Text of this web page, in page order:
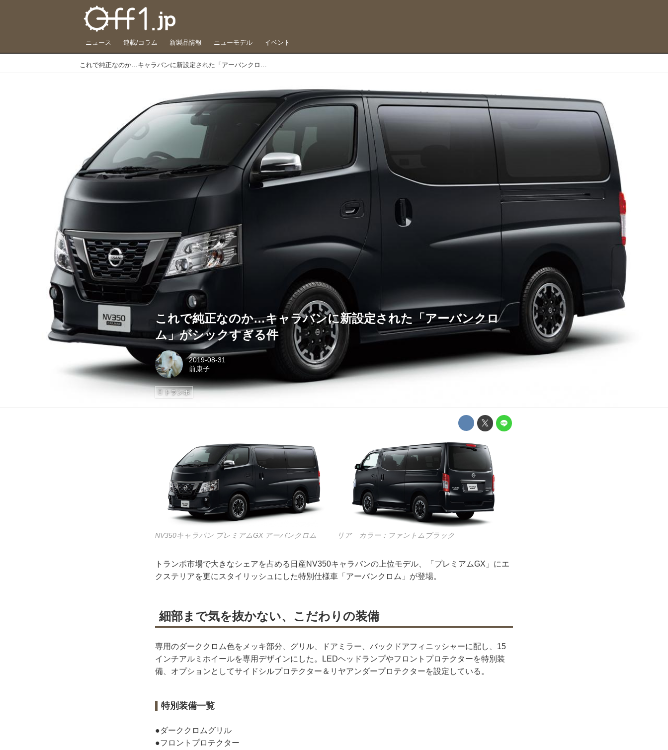
ニュース 連載/コラム 新製品情報 ニューモデル イベント
これで純正なのか…キャラバンに新設定された「アーバンクロム」がシックすぎる件
これで純正なのか…キャラバンに新設定された「アーバンクロ
ム」がシックすぎる件
2019-08-31
前康子
トランポ
NV350キャラバン プレミアムGX アーバンクロム リア カラー：ファントムブラック
トランポ市場で大きなシェアを占める日産NV350キャラバンの上位モデル、「プレミアムGX」にエ
クステリアを更にスタイリッシュにした特別仕様車「アーバンクロム」が登場。
細部まで気を抜かない、こだわりの装備
専用のダーククロム色をメッキ部分、グリル、ドアミラー、バックドアフィニッシャーに配し、15
インチアルミホイールを専用デザインにした。LEDヘッドランプやフロントプロテクターを特別装
備、オプションとしてサイドシルプロテクター＆リヤアンダープロテクターを設定している。
特別装備一覧
●ダーククロムグリル
●フロントプロテクター